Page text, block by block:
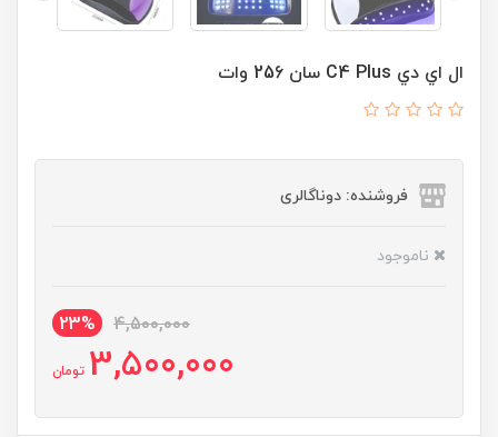
ال اي دي C4 Plus سان 256 وات
فروشنده: دوناگالری
ناموجود
4,500,000
23%
3,500,000 تومان